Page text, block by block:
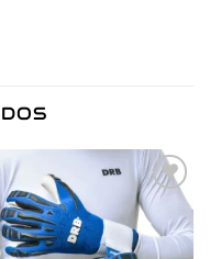
Añadir
a la
lista de
deseos